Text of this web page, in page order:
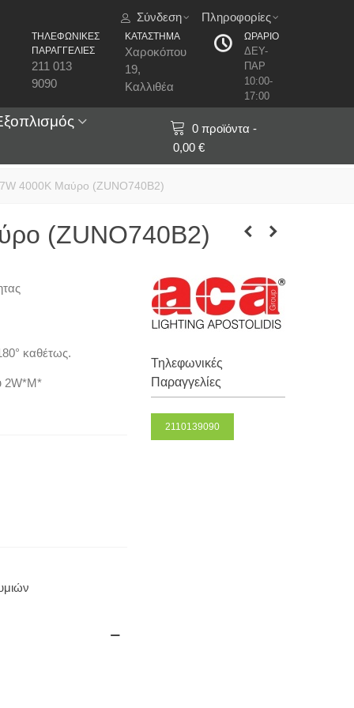
Σύνδεση Πληροφορίες
ΤΗΛΕΦΩΝΙΚΕΣ
ΠΑΡΑΓΓΕΛΙΕΣ
211 013
9090
ΚΑΤΑΣΤΗΜΑ
Χαροκόπου
19,
Καλλιθέα
ΩΡΑΡΙΟ
ΔΕΥ-
ΠΑΡ
10:00-
17:00
0 προϊόντα -
0,00 €
4000K Μαύρο (ZUNO740B2)
(ZUNO740B2)
καθέτως.
2W*M*
Τηλεφωνικές
Παραγγελίες
2110139090